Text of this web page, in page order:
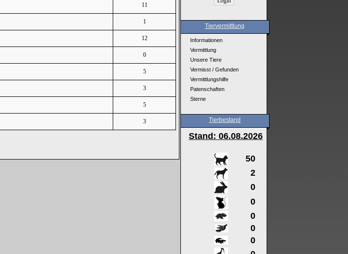
11
1
12
0
5
3
5
3
Tiervermittlung
Informationen
Vermittlung
Unsere Tiere
Vermisst / Gefunden
Vermittlungshilfe
Patenschaften
Sterne
Tierbestand
Stand: 06.08.2026
50
2
0
0
0
0
0